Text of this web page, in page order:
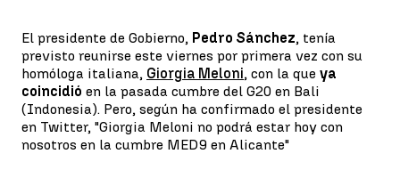
El presidente de Gobierno, Pedro Sánchez, tenía
previsto reunirse este viernes por primera vez con su
homóloga italiana, Giorgia Meloni, con la que ya
coincidió en la pasada cumbre del G20 en Bali
(Indonesia). Pero, según ha confirmado el presidente
en Twitter, "Giorgia Meloni no podrá estar hoy con
nosotros en la cumbre MED9 en Alicante"